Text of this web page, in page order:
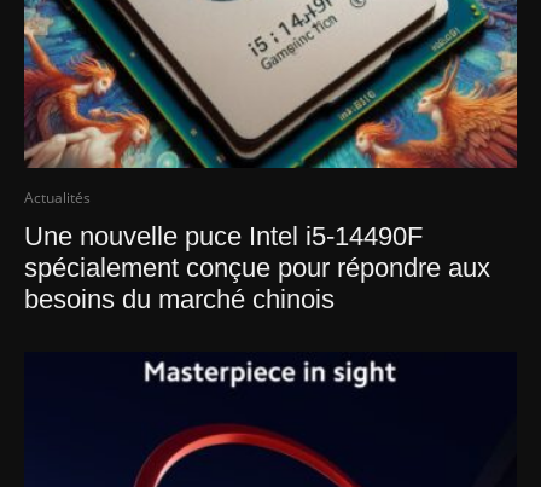
Actualités
Une nouvelle puce Intel i5-14490F
spécialement conçue pour répondre aux
besoins du marché chinois